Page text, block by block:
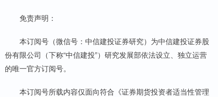
免责声明：
本订阅号（微信号：中信建投证券研究）为中信建投证券股
份有限公司（下称“中信建投”）研究发展部依法设立、独立运营
的唯一官方订阅号。
本订阅号所载内容仅面向符合《证券期货投资者适当性管理